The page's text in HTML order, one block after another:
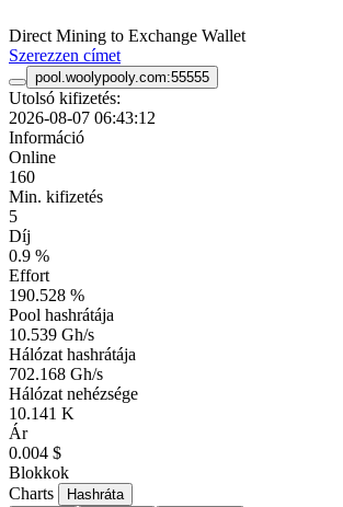
Direct Mining to Exchange Wallet
Szerezzen címet
pool.woolypooly.com:55555
Utolsó kifizetés:
2026-08-07 06:43:12
Információ
Online
160
Min. kifizetés
5
Díj
0.9 %
Effort
190.528 %
Pool hashrátája
10.539 Gh/s
Hálózat hashrátája
702.168 Gh/s
Hálózat nehézsége
10.141 K
Ár
0.004 $
Blokkok
Charts
Hashráta